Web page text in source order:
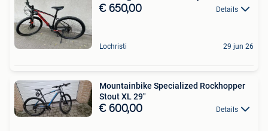
€ 650,00 Details
Lochristi 29 jun 26
Mountainbike Specialized Rockhopper
Stout XL 29"
€ 600,00 Details